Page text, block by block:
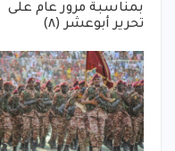
بمناسبة مرور عام على
تحرير أبوعشر (٨)